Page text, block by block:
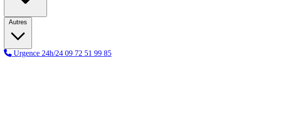
Autres
Urgence 24h/24 09 72 51 99 85